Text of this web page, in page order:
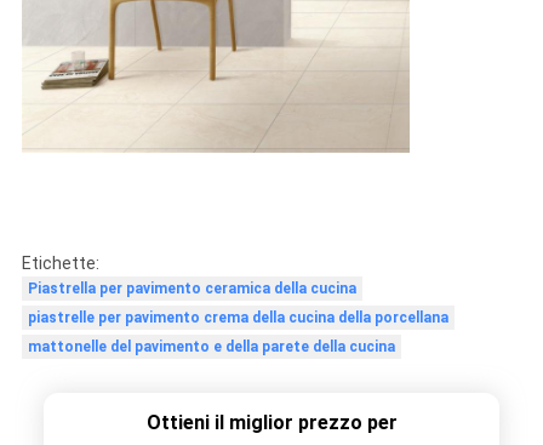
Etichette:
Piastrella per pavimento ceramica della cucina
piastrelle per pavimento crema della cucina della porcellana
mattonelle del pavimento e della parete della cucina
Ottieni il miglior prezzo per